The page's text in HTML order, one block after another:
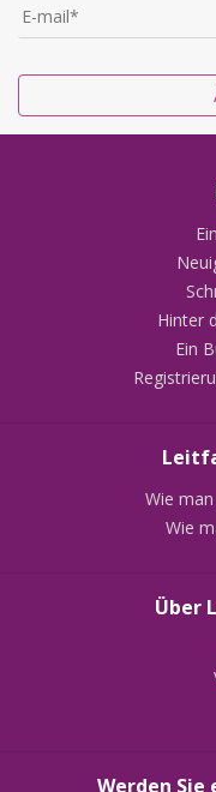
Hinter
Ein
Wie
Wie
Über
Werden